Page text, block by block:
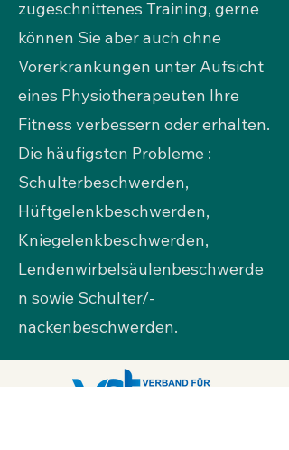
zugeschnittenes Training, gerne
können Sie aber auch ohne
Vorerkrankungen unter Aufsicht
eines Physiotherapeuten Ihre
Fitness verbessern oder erhalten.
Die häufigsten Probleme :
Schulterbeschwerden,
Hüftgelenkbeschwerden,
Kniegelenkbeschwerden,
Lendenwirbelsäulenbeschwerde
n sowie Schulter/-
nackenbeschwerden.